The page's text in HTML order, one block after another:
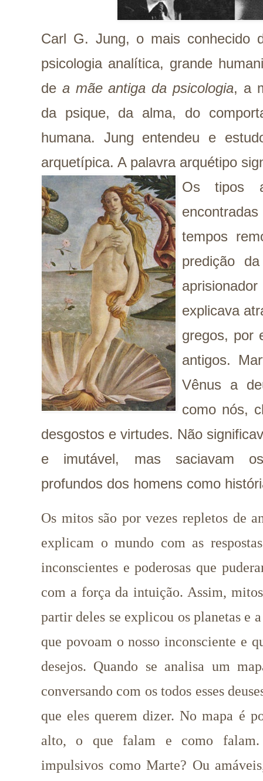
Carl G. Jung, o mais conhecido
psicologia analítica, grande
de a mãe antiga da psicologia, a
da psique, da alma, do
humana. Jung entendeu e
arquetípica. A palavra arquétipo
Os tipos
tempos
predição
explicava
gregos, por
antigos.
Vênus a
como nós,
desgostos e virtudes. Não
e imutável, mas saciavam
profundos dos homens como
Os mitos são por vezes repletos de
explicam o mundo com as
inconscientes e poderosas que
com a força da intuição. Assim,
partir deles se explicou os planetas e
que povoam o nosso inconsciente e
desejos. Quando se analisa um
conversando com os todos esses
que eles querem dizer. No mapa é
alto, o que falam e como falam.
impulsivos como Marte? Ou